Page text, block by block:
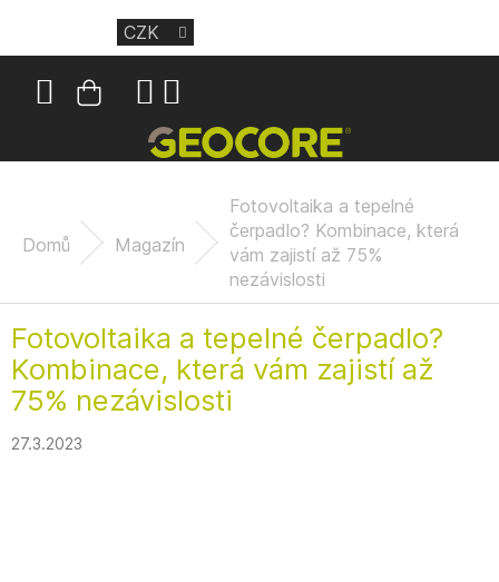
obsah
Nákupní
CZK
Domů Magazín
Fotovoltaika a tepelné
čerpadlo? Kombinace, která
vám zajistí až 75%
nezávislosti
Fotovoltaika a tepelné čerpadlo?
Kombinace, která vám zajistí až
75% nezávislosti
27.3.2023